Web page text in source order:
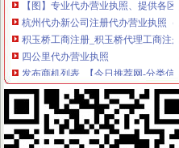
杭州代办新公司注册代办营业执照
积玉桥工商注册_积玉桥代理工商注
四公里代办营业执照
发布商机列表_【今日推荐网-分类信
三峡大坝景区商铺招租公告_荆楚网
江门碧桂园西江府一手楼盘驻场（
上海宝山公司注册-食品流程许可证办
港联国际供应深圳公司执照转让、
上新街代办营业执照